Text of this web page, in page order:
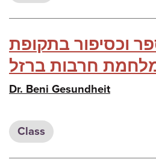
וכסיפור בתקופת
Dr. Beni Gesundheit
Class